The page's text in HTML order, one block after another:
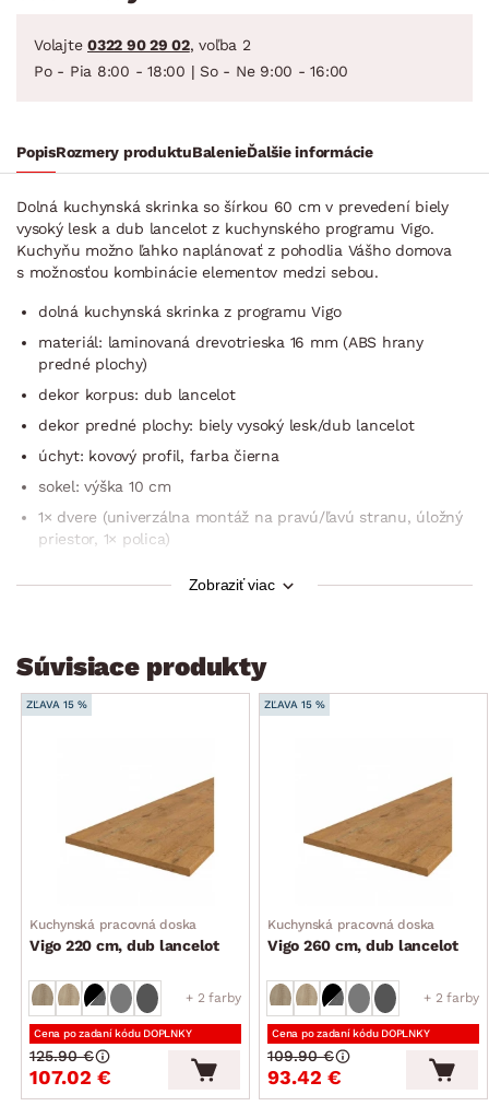
Volajte 0322 90 29 02, voľba 2
Po - Pia 8:00 - 18:00 | So - Ne 9:00 - 16:00
PopisRozmery produktuBalenieĎalšie informácie
Dolná kuchynská skrinka so šírkou 60 cm v prevedení biely
vysoký lesk a dub lancelot z kuchynského programu Vigo.
Kuchyňu možno ľahko naplánovať z pohodlia Vášho domova
s možnosťou kombinácie elementov medzi sebou.
dolná kuchynská skrinka z programu Vigo
materiál: laminovaná drevotrieska 16 mm (ABS hrany
predné plochy)
dekor korpus: dub lancelot
dekor predné plochy: biely vysoký lesk/dub lancelot
úchyt: kovový profil, farba čierna
sokel: výška 10 cm
1× dvere (univerzálna montáž na pravú/ľavú stranu, úložný
priestor, 1× polica)
Zobraziť viac
Súvisiace produkty
ZĽAVA 15 %
Kuchynská pracovná doska
Vigo 220 cm, dub lancelot
+ 2 farby
Cena po zadaní kódu DOPLNKY
107.02 €
125.90 €
ZĽAVA 15 %
Kuchynská pracovná doska
Vigo 260 cm, dub lancelot
+ 2 farby
Cena po zadaní kódu DOPLNKY
93.42 €
109.90 €